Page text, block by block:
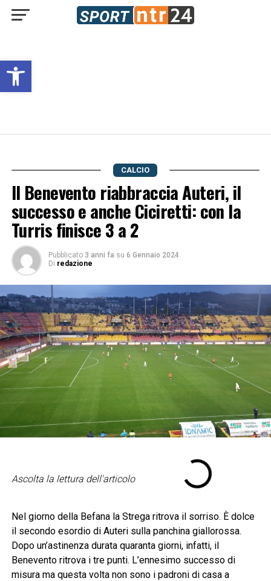
Open toolbar
CALCIO
Il Benevento riabbraccia Auteri, il
successo e anche Ciciretti: con la
Turris finisce 3 a 2
Pubblicato 3 anni fa su 6 Gennaio 2024
Di redazione
Ascolta la lettura dell'articolo
Nel giorno della Befana la Strega ritrova il sorriso. È dolce
il secondo esordio di Auteri sulla panchina giallorossa.
Dopo un’astinenza durata quaranta giorni, infatti, il
Benevento ritrova i tre punti. L’ennesimo successo di
misura ma questa volta non sono i padroni di casa a